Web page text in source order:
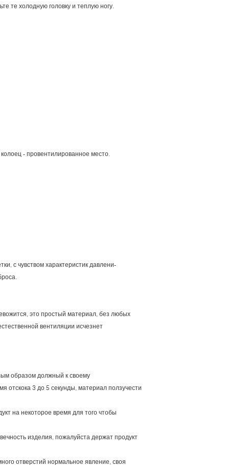
те холодную головку и теплую ногу.
- провентилированное место.
с чувством характеристик давлени-
это простый материал, без любых
вентиляции исчезнет
образом должный к своему
отскока 3 до 5 секунды, материал ползучести
на некоторое время для того чтобы
изделия, пожалуйста держат продукт
отверстий нормальное явление, своя